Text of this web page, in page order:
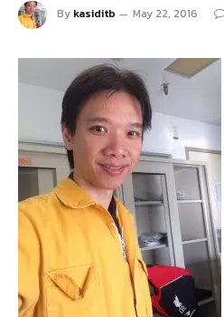
By kasiditb May 22, 2016